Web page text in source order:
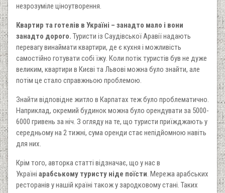
незрозуміле ціноутворення.
Квартир та готелів в Україні – занадто мало і вони
занадто дорого. Туристи із Саудівської Аравії надають
перевагу винаймати квартири, де є кухня і можливість
самостійно готувати собі їжу. Коли потік туристів був не дуже
великим, квартири в Києві та Львові можна було знайти, але
потім це стало справжньою проблемою.
Знайти відповідне житло в Карпатах теж було проблематично.
Наприклад, окремий будинок можна було орендувати за 5000-
6000 гривень за ніч. З огляду на те, що туристи приїжджають у
середньому на 2 тижні, сума оренди стає непідйомною навіть
для них.
Крім того, авторка статті відзначає, що у нас в
Україні арабському туристу ніде поїсти. Мережа арабських
ресторанів у нашій країні також у зародковому стані. Таких